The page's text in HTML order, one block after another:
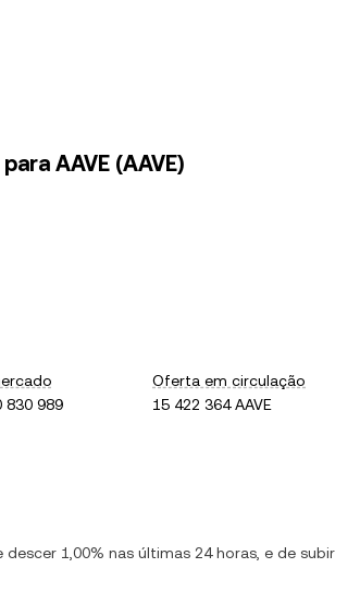
AAVE (AAVE)
830 989
Oferta em circulação
15 422 364 AAVE
descer 1,00% nas últimas 24 horas, e de subir